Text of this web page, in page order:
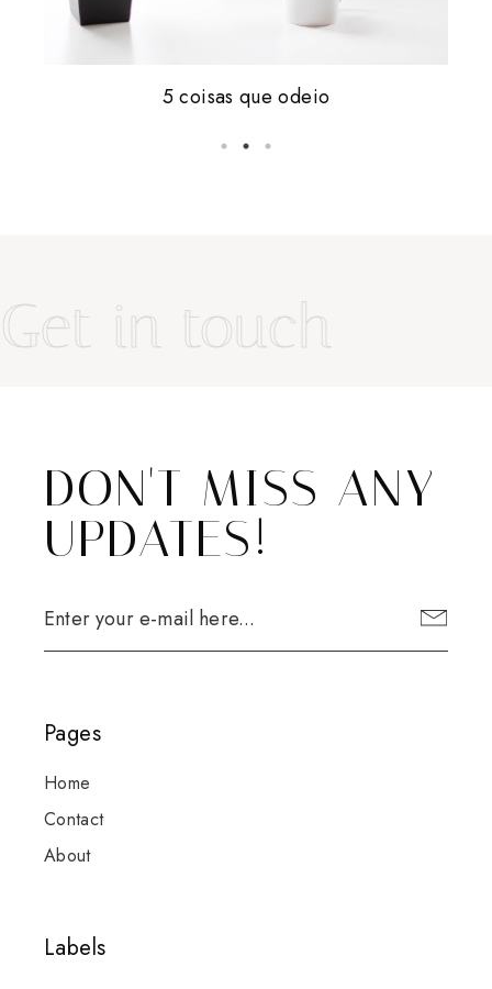
vale tudo.
5 coisas que odeio
Friday, i'm in love #16
Get in touch
DON'T MISS ANY
UPDATES!
Pages
Home
Contact
About
Labels